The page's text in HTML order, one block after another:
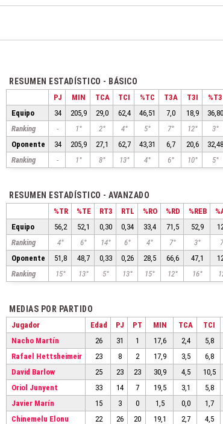
RESUMEN ESTADÍSTICO - BÁSICO
PJ MIN TCA TCI %TC T3A T3I %T3
Equipo
34 205,9 29,0 62,4 46,51 7,0 18,9 36,80
Ranking
- 1° 2° 4° 5° 7° 12° 3°
Oponente
34 205,9 27,1 62,7 43,31 6,7 20,6 32,48
Ranking
- 1° 8° 13° 4° 6° 10° 5°
RESUMEN ESTADÍSTICO - AVANZADO
%TR %TE RT3 RTL %RO %RD %REB
Equipo
56,2 52,1 0,30 0,34 33,4 71,5 52,9
Ranking
4° 6° 14° 6° 4° 7° 3°
Oponente
51,8 48,7 0,33 0,26 28,5 66,6 47,1
Ranking
15° 13° 5° 13° 15° 12° 16°
MEDIAS POR PARTIDO
Jugador Edad PJ PT MIN TCA TCI
Nacho Martín
26 31 1 17,6 2,4 5,8
Rafael Hettsheimeir
23 8 2 17,9 3,5 6,8
David Barlow
25 23 23 30,9 4,5 10,5
Oriol Junyent
33 14 7 19,5 3,1 5,8
Javier Marín
15 3 0 1,5 0,0 1,7
Chinemelu Elonu
22 26 20 19,1 2,7 4,5